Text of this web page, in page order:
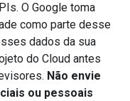
O Google toma
como parte desse
dados da sua
do Cloud antes
Não envie
ou pessoais